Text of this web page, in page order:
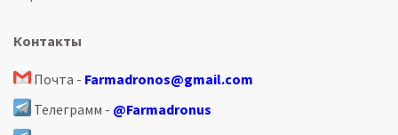
Контакты
Почта - Farmadronos@gmail.com
Телеграмм - @Farmadronus